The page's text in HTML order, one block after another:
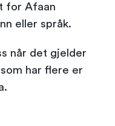
for Afaan
eller språk.
når det gjelder
har flere er